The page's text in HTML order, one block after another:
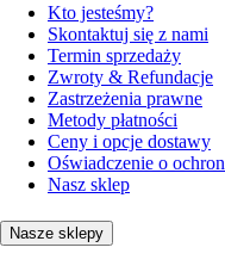
Kto jesteśmy?
Skontaktuj się z nami
Termin sprzedaży
Zwroty & Refundacje
Zastrzeżenia prawne
Metody płatności
Ceny i opcje dostawy
Oświadczenie o
Nasz sklep
Nasze sklepy